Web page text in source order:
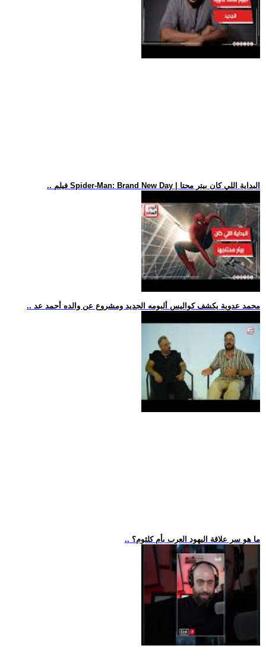
.. فيلم Spider-Man: Brand New Day | البداية اللي كان بيتر محتا
.. محمد عدوية يكشف كواليس ألبومه الجديد ومشروع عن والده أحمد عد
.. ما هو سر علاقة اليهود العرب بأم كلثوم؟